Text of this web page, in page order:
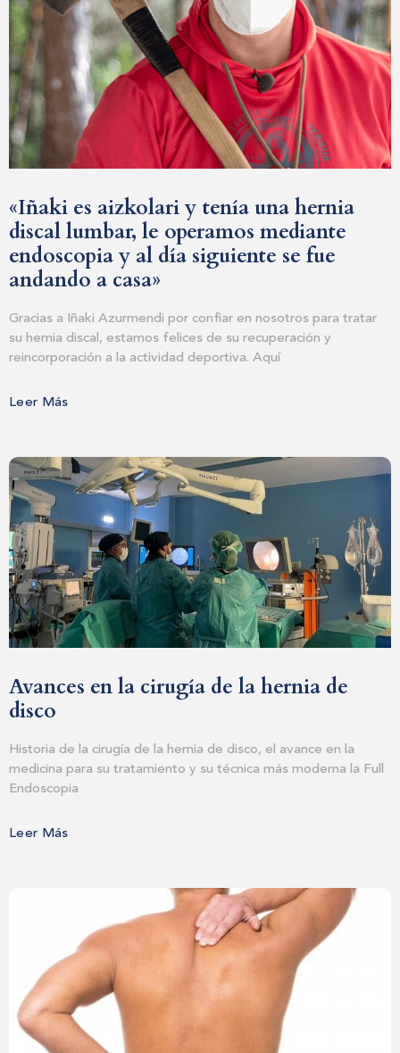
«Iñaki es aizkolari y tenía una hernia
discal lumbar, le operamos mediante
endoscopia y al día siguiente se fue
andando a casa»
Gracias a Iñaki Azurmendi por confiar en nosotros para tratar
su hernia discal, estamos felices de su recuperación y
reincorporación a la actividad deportiva. Aquí
Leer Más
Avances en la cirugía de la hernia de
disco
Historia de la cirugía de la hernia de disco, el avance en la
medicina para su tratamiento y su técnica más moderna la Full
Endoscopia
Leer Más
Appointment Form
SUBMIT MESSAGE